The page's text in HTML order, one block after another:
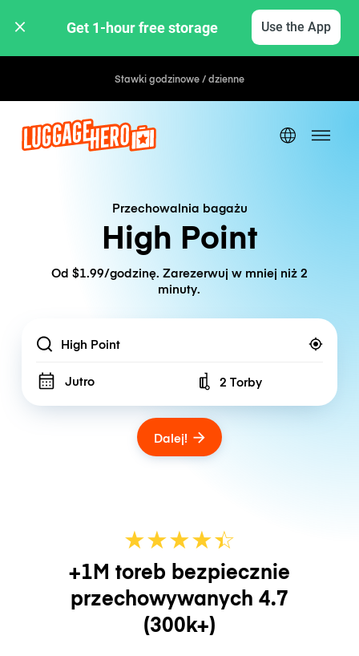
Get 1-hour free storage Use the App
Stawki godzinowe / dzienne
Przechowalnia bagażu
High Point
Od $1.99/godzinę. Zarezerwuj w mniej niż 2
minuty.
Location
Jutro Number of bags
2 Torby
Dalej!
★★★★☆
★
+1M toreb bezpiecznie
przechowywanych 4.7
(300k+)